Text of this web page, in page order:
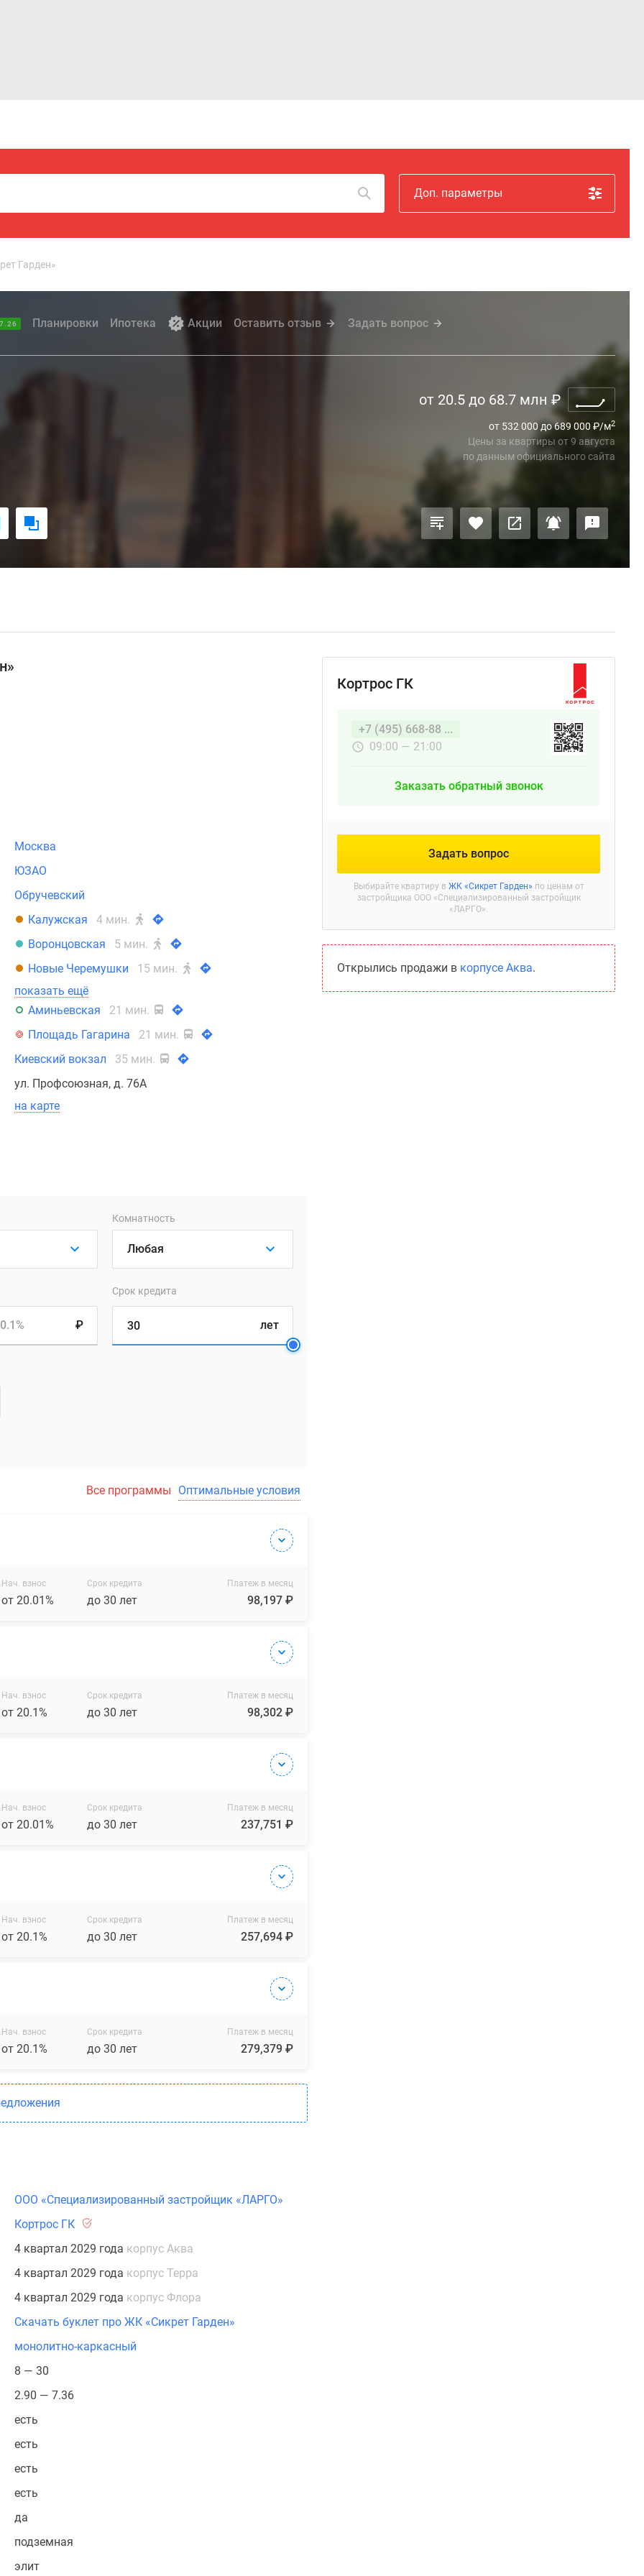
Доп. параметры
Гарден»
Планировки Ипотека Акции Оставить отзыв Задать вопрос
от 20.5 до 68.7 млн ₽
от 532 000 до 689 000 ₽/м2
Цены за квартиры от9 августа
по данным официального сайта
Москва
ЮЗАО
Обручевский
Калужская
4 мин.
Воронцовская
5 мин.
Новые Черемушки
15 мин.
показать ещё
Аминьевская
21 мин.
Площадь Гагарина
21 мин.
Киевский вокзал
35 мин.
ул. Профсоюзная, д. 76А
на карте
Комнатность
₽
Срок кредита
лет
Все программы Оптимальные условия
Нач. взнос
от 20.01%
Срок кредита
до 30 лет
Платеж в месяц
98,197 ₽
Нач. взнос
от 20.1%
Срок кредита
до 30 лет
Платеж в месяц
98,302 ₽
Нач. взнос
от 20.01%
Срок кредита
до 30 лет
Платеж в месяц
237,751 ₽
Нач. взнос
от 20.1%
Срок кредита
до 30 лет
Платеж в месяц
257,694 ₽
Нач. взнос
от 20.1%
Срок кредита
до 30 лет
Платеж в месяц
279,379 ₽
ООО «Специализированный застройщик «ЛАРГО»
Кортрос ГК
4 квартал 2029 года корпус Аква
4 квартал 2029 года корпус Терра
4 квартал 2029 года корпус Флора
Скачать буклет про ЖК «Сикрет Гарден»
монолитно-каркасный
8 — 30
2.90 — 7.36
есть
есть
есть
есть
да
подземная
элит
Кортрос ГК
+7 (495) 668-88 ...
09:00 — 21:00
Заказать обратный звонок
Задать вопрос
Выбирайте квартиру в ЖК «Сикрет Гарден» по ценам от
застройщика ООО «Специализированный застройщик
«ЛАРГО».
Открылись продажи в корпусе Аква.